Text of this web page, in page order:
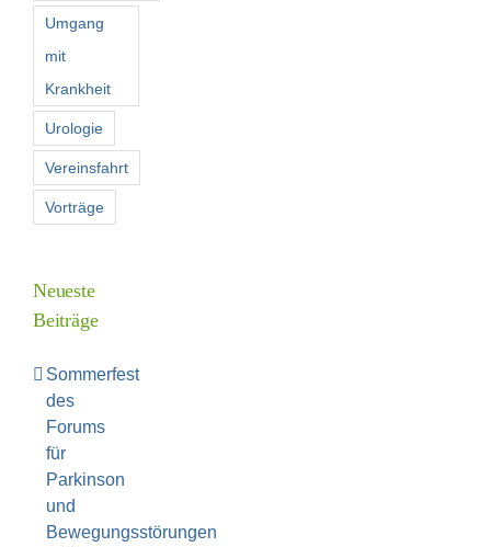
Umgang
mit
Krankheit
Urologie
Vereinsfahrt
Vorträge
Neueste
Beiträge
Sommerfest
des
Forums
für
Parkinson
und
Bewegungsstörungen